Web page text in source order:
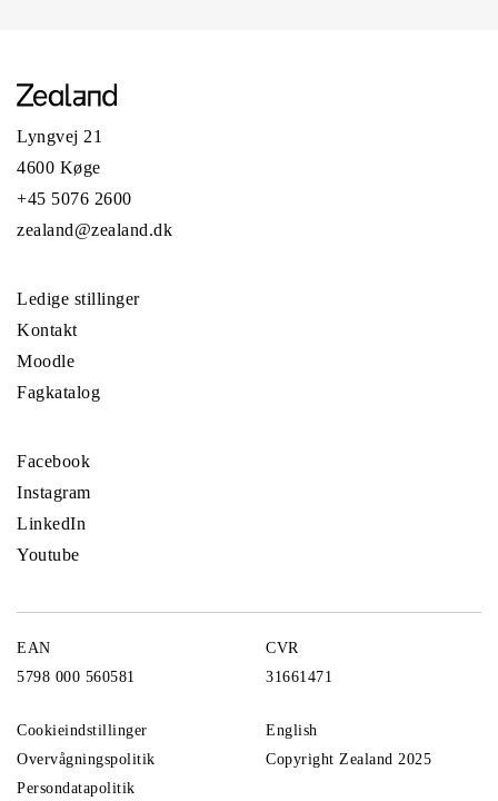
Lyngvej 21
4600 Køge
+45 5076 2600
zealand@zealand.dk
Ledige stillinger
Kontakt
Moodle
Fagkatalog
Facebook
Instagram
LinkedIn
Youtube
EAN
5798 000 560581
CVR
31661471
Cookieindstillinger
Overvågningspolitik
Persondatapolitik
English
Copyright Zealand 2025